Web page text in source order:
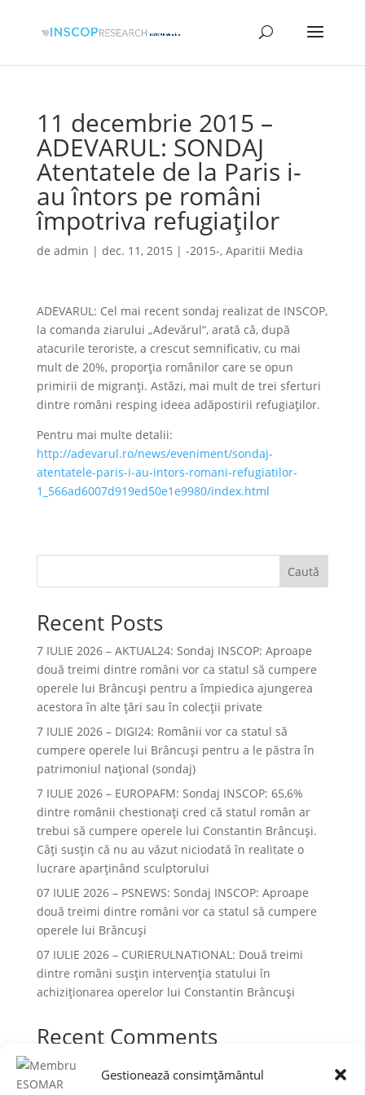
Gestionează consimțământul
11 decembrie 2015 –
ADEVARUL: SONDAJ
Atentatele de la Paris i-
au întors pe români
împotriva refugiaţilor
de admin | dec. 11, 2015 | -2015-, Aparitii Media
ADEVARUL: Cel mai recent sondaj realizat de INSCOP,
la comanda ziarului „Adevărul“, arată că, după
atacurile teroriste, a crescut semnificativ, cu mai
mult de 20%, proporţia românilor care se opun
primirii de migranţi. Astăzi, mai mult de trei sferturi
dintre români resping ideea adăpostirii refugiaţilor.
Pentru mai multe detalii:
http://adevarul.ro/news/eveniment/sondaj-
atentatele-paris-i-au-intors-romani-refugiatilor-
1_566ad6007d919ed50e1e9980/index.html
Caută
Recent Posts
7 IULIE 2026 – AKTUAL24: Sondaj INSCOP: Aproape
două treimi dintre români vor ca statul să cumpere
operele lui Brâncuşi pentru a împiedica ajungerea
acestora în alte ţări sau în colecţii private
7 IULIE 2026 – DIGI24: Românii vor ca statul să
cumpere operele lui Brâncuși pentru a le păstra în
patrimoniul național (sondaj)
7 IULIE 2026 – EUROPAFM: Sondaj INSCOP: 65,6%
dintre românii chestionați cred că statul român ar
trebui să cumpere operele lui Constantin Brâncuși.
Câți susțin că nu au văzut niciodată în realitate o
lucrare aparținând sculptorului
07 IULIE 2026 – PSNEWS: Sondaj INSCOP: Aproape
două treimi dintre români vor ca statul să cumpere
operele lui Brâncuși
07 IULIE 2026 – CURIERULNATIONAL: Două treimi
dintre români susțin intervenția statului în
achiziționarea operelor lui Constantin Brâncuși
Recent Comments
Niciun comentariu de arătat.